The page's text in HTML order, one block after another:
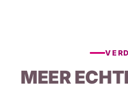
MEER